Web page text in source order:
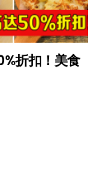
折扣！美食